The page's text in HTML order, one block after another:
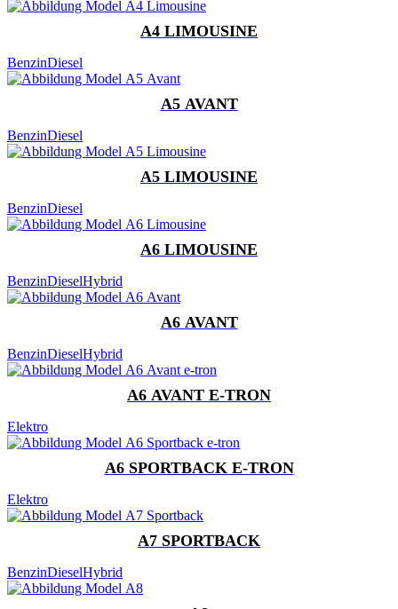
A4 LIMOUSINE
BenzinDiesel
A5 AVANT
BenzinDiesel
A5 LIMOUSINE
BenzinDiesel
A6 LIMOUSINE
BenzinDieselHybrid
A6 AVANT
BenzinDieselHybrid
A6 AVANT E-TRON
Elektro
A6 SPORTBACK E-TRON
Elektro
A7 SPORTBACK
BenzinDieselHybrid